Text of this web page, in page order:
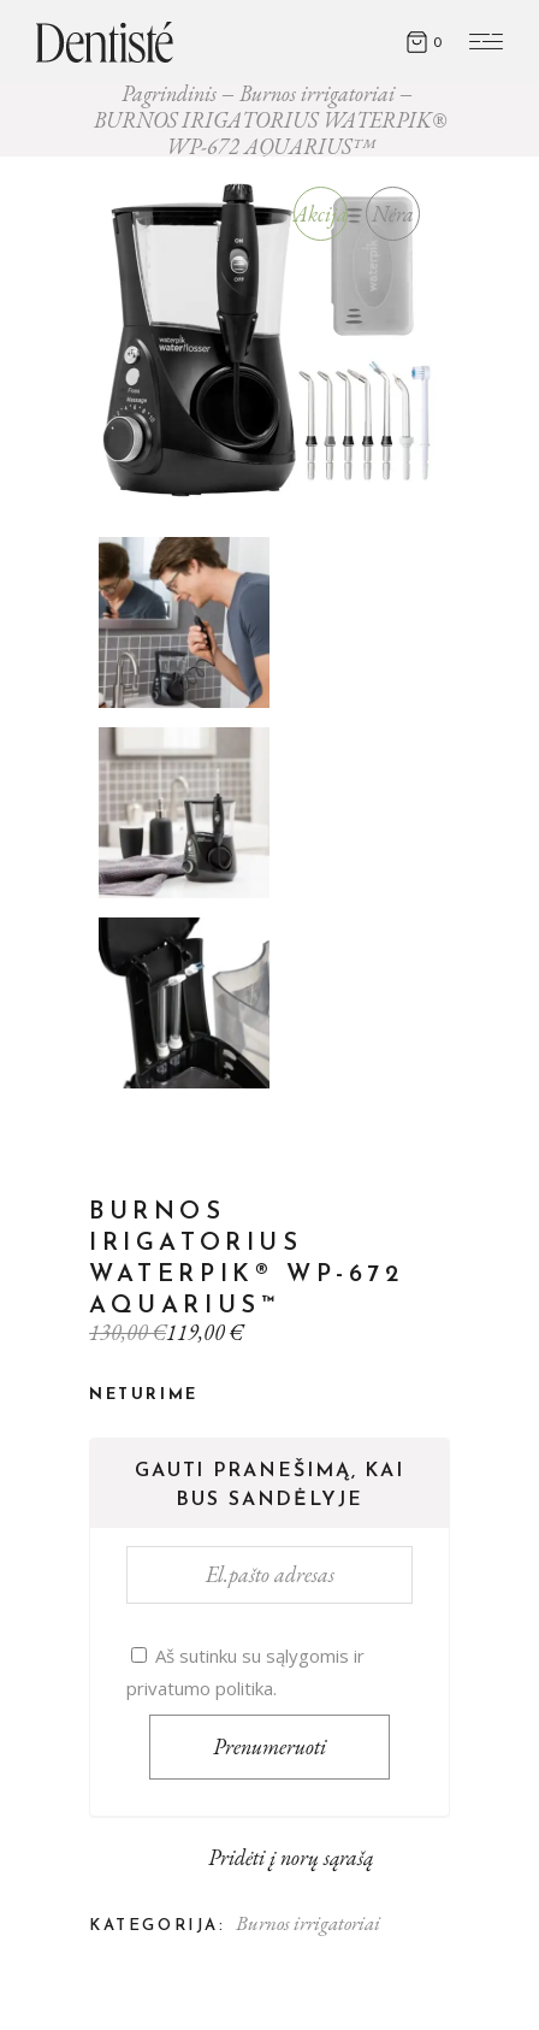
0
Pagrindinis
Burnos irrigatoriai
BURNOS IRIGATORIUS WATERPIK®
WP-672 AQUARIUS™
Akcija Nėra
BURNOS
IRIGATORIUS
WATERPIK® WP-672
AQUARIUS™
130,00€
Original
130,00 €.
119,00€
Current
119,00 €.
NETURIME
GAUTI PRANEŠIMĄ, KAI
BUS SANDĖLYJE
Aš sutinku su sąlygomis ir
privatumo politika.
Pridėti į norų sąrašą
KATEGORIJA: Burnos irrigatoriai